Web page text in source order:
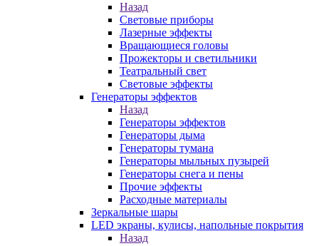
Назад
Световые приборы
Лазерные эффекты
Вращающиеся головы
Прожекторы и светильники
Театральный свет
Световые эффекты
Генераторы эффектов
Назад
Генераторы эффектов
Генераторы дыма
Генераторы тумана
Генераторы мыльных пузырей
Генераторы снега и пены
Прочие эффекты
Расходные материалы
Зеркальные шары
LED экраны, кулисы, напольные покрытия
Назад